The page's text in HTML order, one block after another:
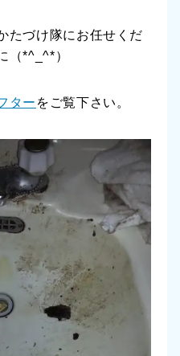
たづけ隊にお任せくだ
（*^_^*）
ター をご覧下さい。